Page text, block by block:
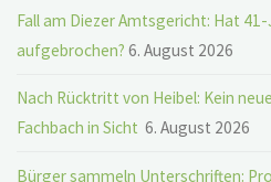
Fall am Diezer Amtsgericht: Hat
aufgebrochen? 6. August 2026
Nach Rücktritt von Heibel: Kein
Fachbach in Sicht 6. August 2026
Bürger sammeln Unterschriften: